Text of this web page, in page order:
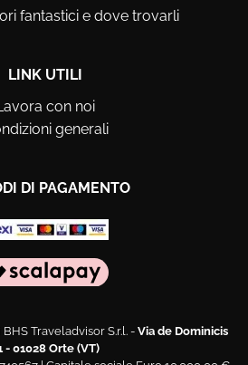
fantastici e dove trovarli
LINK UTILI
con noi
generali
DI PAGAMENTO
Traveladvisor S.r.l. - Via de Dominicis
- 01028 Orte (VT)